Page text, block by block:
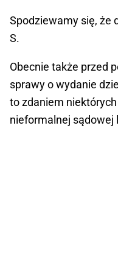
Spodziewamy się, że
S.
Obecnie także przed
sprawy o wydanie
to zdaniem
nieformalnej sądowej